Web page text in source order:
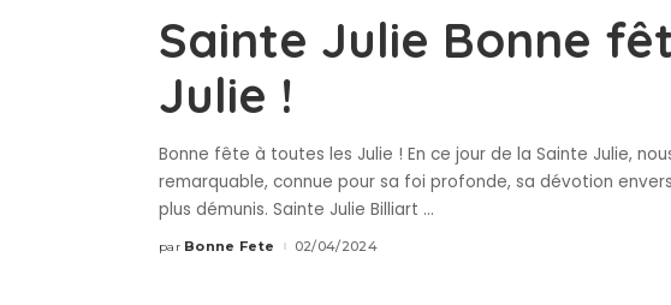
Sainte Julie Bonne
Julie !
Bonne fête à toutes les Julie ! En ce jour de la Sainte Julie,
remarquable, connue pour sa foi profonde, sa dévotion
plus démunis. Sainte Julie Billiart ...
Publié
par Bonne Fete 02/04/2024